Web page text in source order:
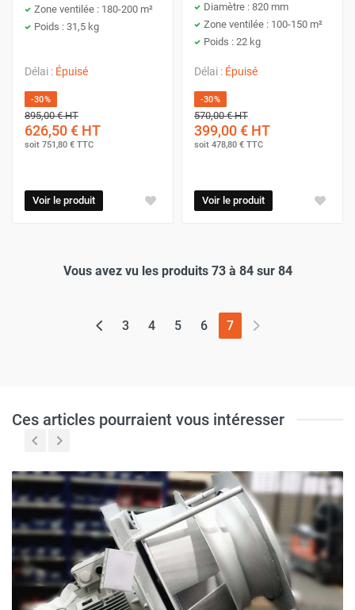
Zone ventilée : 180-200 m²
Poids : 31,5 kg
Délai : Épuisé
-30%
895,00 €HT
626,50 € HT
soit 751,80 € TTC
Voir le produit
Diamètre : 820 mm
Zone ventilée : 100-150 m²
Poids : 22 kg
Délai : Épuisé
-30%
570,00 €HT
399,00 € HT
soit 478,80 € TTC
Voir le produit
Vous avez vu les produits 73 à 84 sur 84
3 4 5 6 7(page actuelle)
Ces articles pourraient vous intéresser